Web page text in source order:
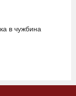
в чужбина